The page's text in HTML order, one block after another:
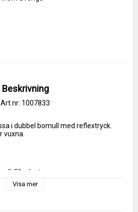
Beskrivning
Art.nr: 1007833
i dubbel bomull med reflextryck.
vuxna.
5% elastan
i ljummet vatten
Visa mer